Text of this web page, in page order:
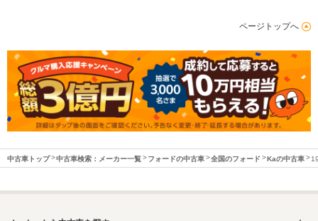
ページトップへ
中古車トップ 中古車検索：メーカー一覧 フォードの中古車 全国のフォード Kaの中古車